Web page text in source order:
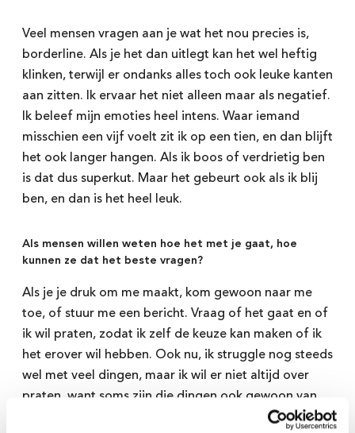
Veel mensen vragen aan je wat het nou precies is,
borderline. Als je het dan uitlegt kan het wel heftig
klinken, terwijl er ondanks alles toch ook leuke kanten
aan zitten. Ik ervaar het niet alleen maar als negatief.
Ik beleef mijn emoties heel intens. Waar iemand
misschien een vijf voelt zit ik op een tien, en dan blijft
het ook langer hangen. Als ik boos of verdrietig ben
is dat dus superkut. Maar het gebeurt ook als ik blij
ben, en dan is het heel leuk.
Als mensen willen weten hoe het met je gaat, hoe
kunnen ze dat het beste vragen?
Als je je druk om me maakt, kom gewoon naar me
toe, of stuur me een bericht. Vraag of het gaat en of
ik wil praten, zodat ik zelf de keuze kan maken of ik
het erover wil hebben. Ook nu, ik struggle nog steeds
wel met veel dingen, maar ik wil er niet altijd over
praten, want soms zijn die dingen ook gewoon van
Houd ons op de hoogte van
jouw ervaring
We hebben deze tools samen met docenten ontwikkeld.
En:dit willen we blijven doen.Daar hebben we jou
voor nodig. Laat je mailadres achter zodat we je later
nog eens kunnen benaderen. We zijn benieuwd naar
jouw feedback en jouw ervaringen in de klas. Doe je